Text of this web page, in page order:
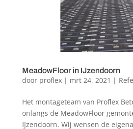
MeadowFloor in IJzendoorn
door proflex| mrt 24, 2021 |
Het montageteam van Proflex
onlangs de MeadowFloor
IJzendoorn. Wij wensen de